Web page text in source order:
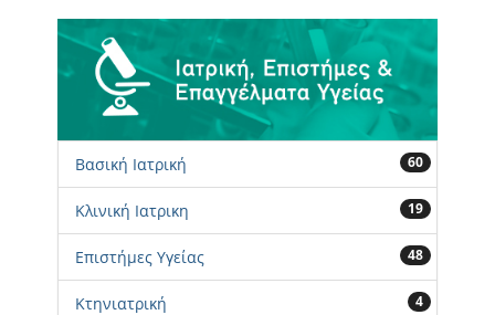
Βασική Ιατρική 60
Κλινική Ιατρικη 19
Επιστήμες Υγείας 48
Κτηνιατρική 4